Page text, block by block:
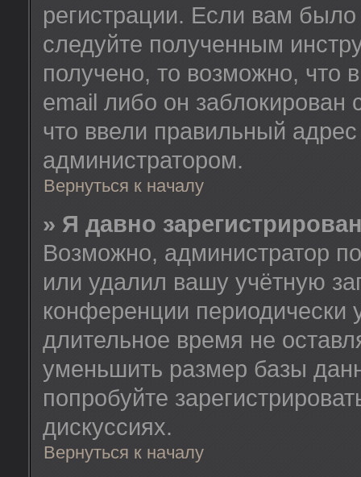
регистрации. Если вам
следуйте полученным
получено, то возможно, что
email либо он
что ввели правильный
администратором.
Вернуться к началу
» Я давно
Возможно, администратор
или удалил вашу учётную
конференции периодически
длительное время не
уменьшить размер базы
попробуйте
дискуссиях.
Вернуться к началу